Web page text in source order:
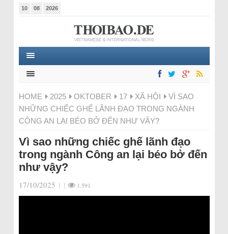
10 08 2026
HOME 2025 OKTOBER 17 XÃ HỘI
VÌ SAO
NHỮNG CHIẾC GHẾ LÃNH ĐẠO TRONG NGÀNH
CÔNG AN LẠI BÉO BỞ ĐẾN NHƯ VẬY?
Vì sao những chiếc ghế lãnh đạo
trong ngành Công an lại béo bở đến
như vậy?
17/10/2025 | | 1.591